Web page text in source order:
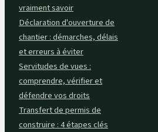
vraiment savoir
Déclaration d'ouverture de
chantier : démarches, délais
et erreurs à éviter
Servitudes de vues :
comprendre, vérifier et
défendre vos droits
Transfert de permis de
construire : 4 étapes clés